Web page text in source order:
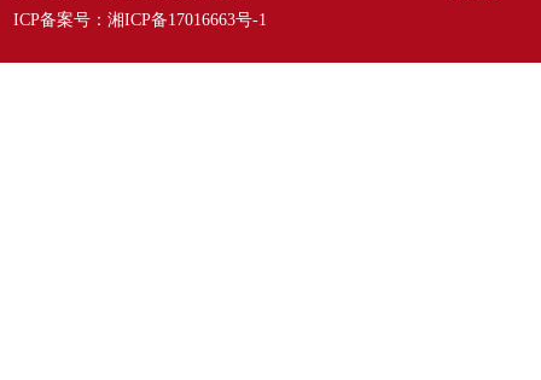
ICP备案号： 湘ICP备17016663号-1